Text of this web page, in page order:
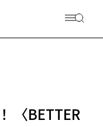
〈BETTER